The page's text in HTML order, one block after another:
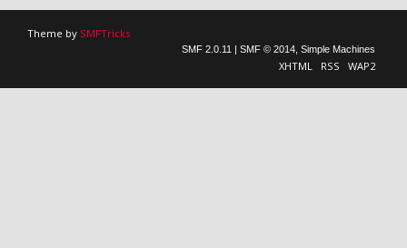
Theme by SMFTricks
SMF 2.0.11 SMF © 2014 Simple Machines
XHTML RSS WAP2